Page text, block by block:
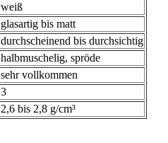
weiß
glasartig bis matt
durchscheinend bis durchsichtig
halbmuschelig, spröde
sehr vollkommen
3
2,6 bis 2,8 g/cm³